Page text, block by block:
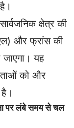
क्षेत्र की
और फ्रांस की
यह
को और
पर लंबे समय से चल